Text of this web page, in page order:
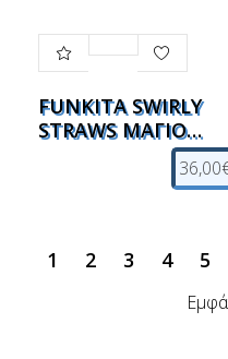
FUNKITA SWIRLY
STRAWS ΜΑΓΙΟ
1 2 3 4 5